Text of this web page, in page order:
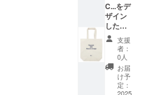
C...をデ
ザイン
した
オーガ
ニック
トート
バック
を提供
しま
支援
者：
0人
お届
け予
定：